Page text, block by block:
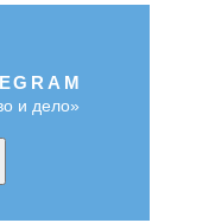
и дело»